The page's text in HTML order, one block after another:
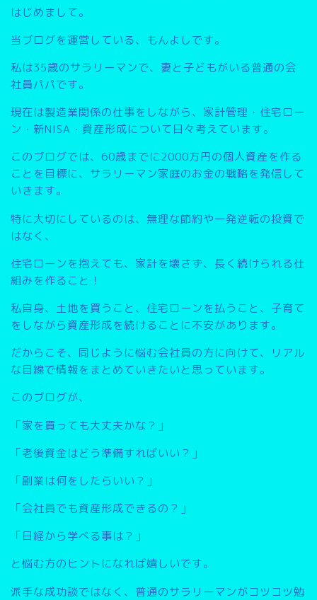
はじめまして。
当ブログを運営している、もんよしです。
私は35歳のサラリーマンで、妻と子どもがいる普通の会
社員パパです。
現在は製造業関係の仕事をしながら、家計管理・住宅ロー
ン・新NISA・資産形成について日々考えています。
このブログでは、 60歳までに2000万円の個人資産を作る
こと を目標に、サラリーマン家庭のお金の戦略を発信して
いきます。
特に大切にしているのは、無理な節約や一発逆転の投資で
はなく、
住宅ローンを抱えても、家計を壊さず、長く続けられる仕
組みを作ること ！
私自身、土地を買うこと、住宅ローンを払うこと、子育て
をしながら資産形成を続けることに不安があります。
だからこそ、同じように悩む会社員の方に向けて、リアル
な目線で情報をまとめていきたいと思っています。
このブログが、
「家を買っても大丈夫かな？」
「老後資金はどう準備すればいい？」
「副業は何をしたらいい？」
「会社員でも資産形成できるの？」
「日経から学べる事は？」
と悩む方のヒントになれば嬉しいです。
派手な成功談ではなく、普通のサラリーマンがコツコツ勉